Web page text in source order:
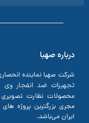
درباره صهبا
شرکت صهبا نماینده
تجهیزات ضد انفجار
محصولات نظارت تصویری
مجری بزرگترین پروژه
ایران می‌باشد.